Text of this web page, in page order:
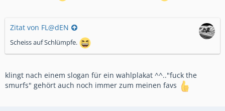
Zitat von FL@dEN
Scheiss auf Schlümpfe.
klingt nach einem slogan für ein wahlplakat ^^.."fuck the
smurfs" gehört auch noch immer zum meinen favs